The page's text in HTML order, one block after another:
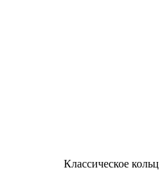
Классическое